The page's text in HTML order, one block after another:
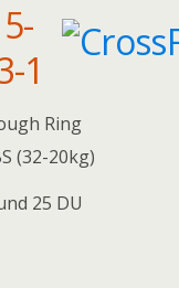
1
Ring
(32-20kg)
25 DU